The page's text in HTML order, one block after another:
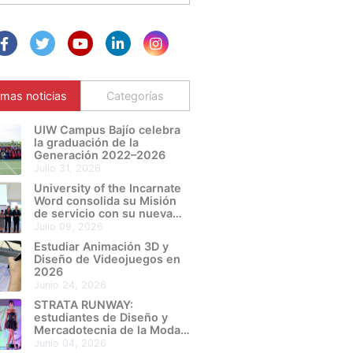
noticias Categorías
UIW Campus Bajío celebra
la graduación de la
Generación 2022–2026
julio 31, 2026
University of the Incarnate
Word consolida su Misión
de servicio con su nueva
Sede León Metropolitano
julio 09, 2026
Estudiar Animación 3D y
Diseño de Videojuegos en
2026
junio 24, 2026
STRATA RUNWAY:
estudiantes de Diseño y
Mercadotecnia de la Moda
de UIW Campus Bajío
junio 04, 2026